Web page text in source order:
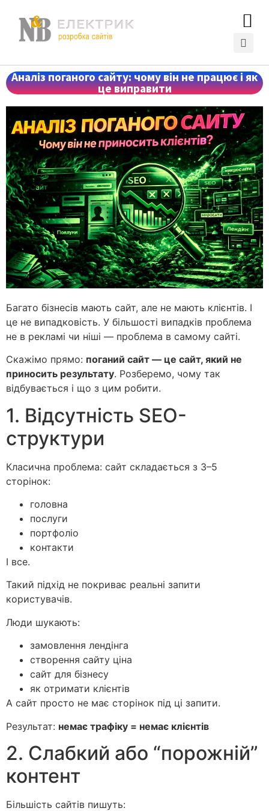
Аналіз поганого сайту: чому він не працює і як
це виправити
Багато бізнесів мають сайт, але не мають клієнтів. І
це не випадковість. У більшості випадків проблема
не в рекламі чи ніші — проблема в самому сайті.
Скажімо прямо: поганий сайт — це сайт, який не
приносить результату. Розберемо, чому так
відбувається і що з цим робити.
1. Відсутність SEO-
структури
Класична проблема: сайт складається з 3–5
сторінок:
головна
послуги
портфоліо
контакти
І все.
Такий підхід не покриває реальні запити
користувачів.
Люди шукають:
замовлення лендінга
створення сайту ціна
сайт для бізнесу
як отримати клієнтів
А сайт просто не має сторінок під ці запити.
Результат: немає трафіку = немає клієнтів
2. Слабкий або “порожній”
контент
Більшість сайтів пишуть: